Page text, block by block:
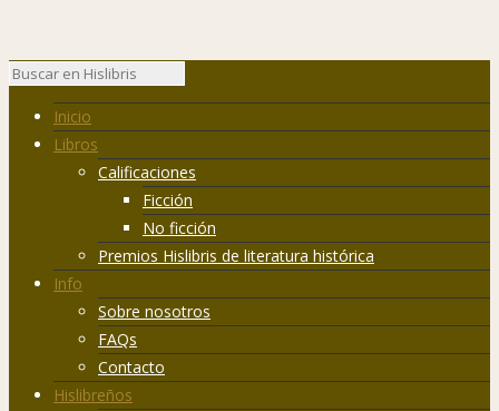
Inicio
Libros
Calificaciones
Ficción
No ficción
Premios Hislibris de literatura histórica
Info
Sobre nosotros
FAQs
Contacto
Hislibreños